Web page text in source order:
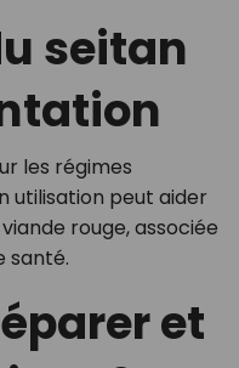
seitan
les régimes
utilisation peut aider
rouge, associée
santé.
et